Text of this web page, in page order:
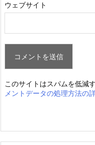
ウェブサイト
このサイトはスパムを低減
メントデータの処理方法の